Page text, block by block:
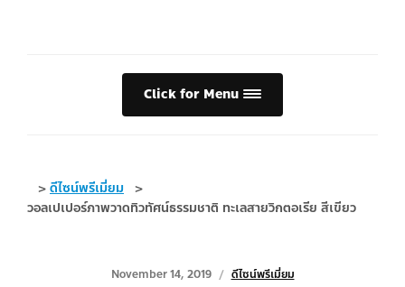
Click for Menu
>ดีไซน์พรีเมี่ยม >
วอลเปเปอร์ภาพวาดทิวทัศน์ธรรมชาติ ทะเลสายวิกตอเรีย สีเขียว
November 14, 2019 ดีไซน์พรีเมี่ยม